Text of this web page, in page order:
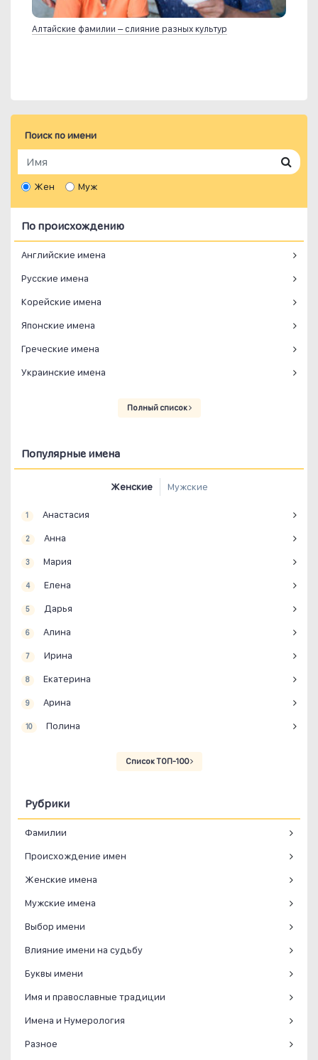
Алтайские фамилии – слияние разных культур
Поиск по имени
Жен Муж
По происхождению
Английские имена
Русские имена
Корейские имена
Японские имена
Греческие имена
Украинские имена
Полный список
Популярные имена
Женские Мужские
1 Анастасия
2 Анна
3 Мария
4 Елена
5 Дарья
6 Алина
7 Ирина
8 Екатерина
9 Арина
10 Полина
Список ТОП-100
Рубрики
Фамилии
Происхождение имен
Женские имена
Мужские имена
Выбор имени
Влияние имени на судьбу
Буквы имени
Имя и православные традиции
Имена и Нумерология
Разное